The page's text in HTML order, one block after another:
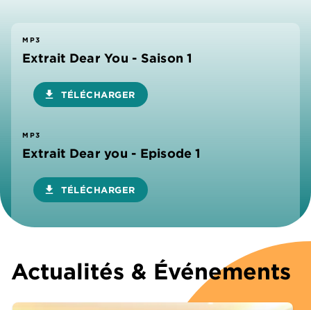
MP3
Extrait Dear You - Saison 1
download TÉLÉCHARGER
MP3
Extrait Dear you - Episode 1
download TÉLÉCHARGER
Actualités & Événements